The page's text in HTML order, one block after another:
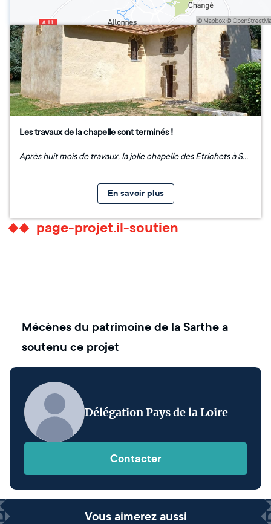
Les travaux de la chapelle sont terminés !
Après huit mois de travaux, la jolie chapelle des Etrichets à Saint-Saturnin a été inaugurée en octobre 2023. Les propriétaires, Éric et Roselyne BIGOURDAN, ont ainsi fêté la fin du chantier. A cette occasion, ils ont pu remercier les entreprises et artisans intervenus sur la chapelle, ainsi que les donateurs, mécènes et partenaires publics. Les travaux, qui avaient débuté en décembre 2022, ont pris fin au mois d'août 2023. La première tranche des travaux a porté sur une importante restauration structurelle de la chapelle. L'entreprise Cruard est ainsi intervenue sur la charpente et la menuiserie, pendant que la société Glot s'est chargé des travaux de couverture. Au cours de la seconde phase du chantier, l'atelier LVI, dirigé par Virginie Leliepvre, a restauré les différents vitraux de la chapelle. Les travaux de maçonnerie ont été menés par l'entreprise Hardouin. Enfin, Arthéma, une entreprise de restauration de peintures, s'est occupé de tous les décors de la voute et des murs de la chapelle. Ce chantier de sauvegarde a permis de redonner vie à cette chapelle sarthoise. Ses propriétaires pourront ainsi continuer d'accueillir des visiteurs et partager leur passion pour ce joyau architectural.
En savoir plus
page-projet.il-soutien
Mécènes du patrimoine de la Sarthea
soutenu ce projet
Délégation Pays de la Loire
Contacter
Vous aimerez aussi